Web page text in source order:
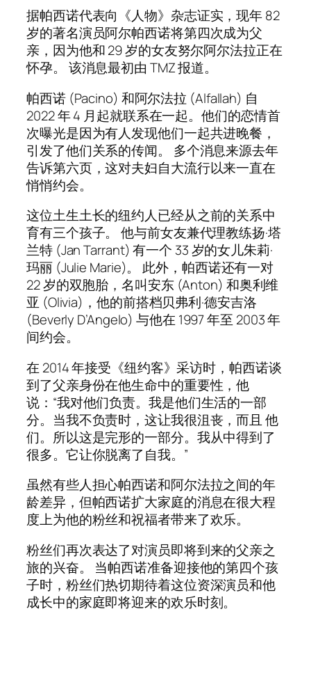
据帕西诺代表向《人物》杂志证实，现年 82
岁的著名演员阿尔帕西诺将第四次成为父
亲，因为他和 29 岁的女友努尔阿尔法拉正在
怀孕。 该消息最初由 TMZ 报道。
帕西诺 (Pacino) 和阿尔法拉 (Alfallah) 自
2022 年 4 月起就联系在一起。他们的恋情首
次曝光是因为有人发现他们一起共进晚餐，
引发了他们关系的传闻。 多个消息来源去年
告诉第六页，这对夫妇自大流行以来一直在
悄悄约会。
这位土生土长的纽约人已经从之前的关系中
育有三个孩子。 他与前女友兼代理教练扬·塔
兰特 (Jan Tarrant) 有一个 33 岁的女儿朱莉·
玛丽 (Julie Marie)。 此外，帕西诺还有一对
22 岁的双胞胎，名叫安东 (Anton) 和奥利维
亚 (Olivia)，他的前搭档贝弗利·德安吉洛
(Beverly D’Angelo) 与他在 1997 年至 2003 年
间约会。
在 2014 年接受《纽约客》采访时，帕西诺谈
到了父亲身份在他生命中的重要性，他
说：“我对他们负责。我是他们生活的一部
分。当我不负责时，这让我很沮丧，而且 他
们。所以这是完形的一部分。我从中得到了
很多。它让你脱离了自我。”
虽然有些人担心帕西诺和阿尔法拉之间的年
龄差异，但帕西诺扩大家庭的消息在很大程
度上为他的粉丝和祝福者带来了欢乐。
粉丝们再次表达了对演员即将到来的父亲之
旅的兴奋。 当帕西诺准备迎接他的第四个孩
子时，粉丝们热切期待着这位资深演员和他
成长中的家庭即将迎来的欢乐时刻。